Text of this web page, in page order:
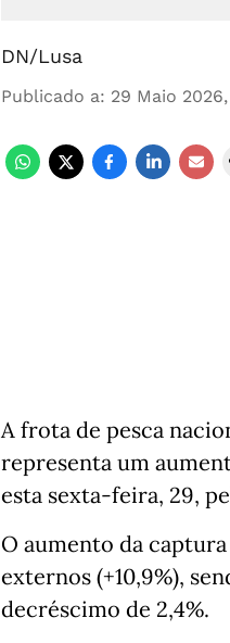
DN/Lusa
Publicado a: 29 Maio 2026,
A frota de pesca
representa um
esta sexta-feira, 29,
O aumento da
externos (+10,9%),
decréscimo de 2,4%.